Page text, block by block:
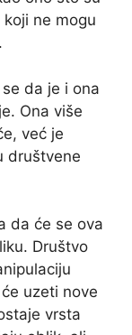
ne mogu
da je i ona
Ona više
već je
društvene
da će se ova
Društvo
uzeti nove
vrsta